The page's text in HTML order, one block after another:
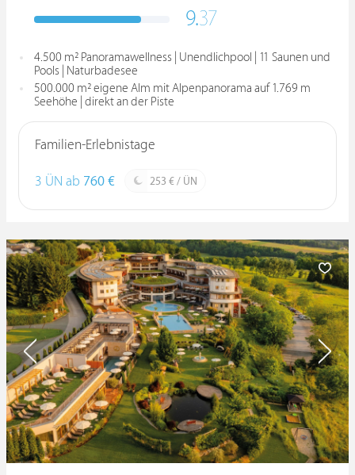
9.37
4.500 m² Panoramawellness | Unendlichpool | 11 Saunen und
Pools | Naturbadesee
500.000 m² eigene Alm mit Alpenpanorama auf 1.769 m
Seehöhe | direkt an der Piste
Familien-Erlebnistage
3 ÜN ab 760 € 253 € / ÜN